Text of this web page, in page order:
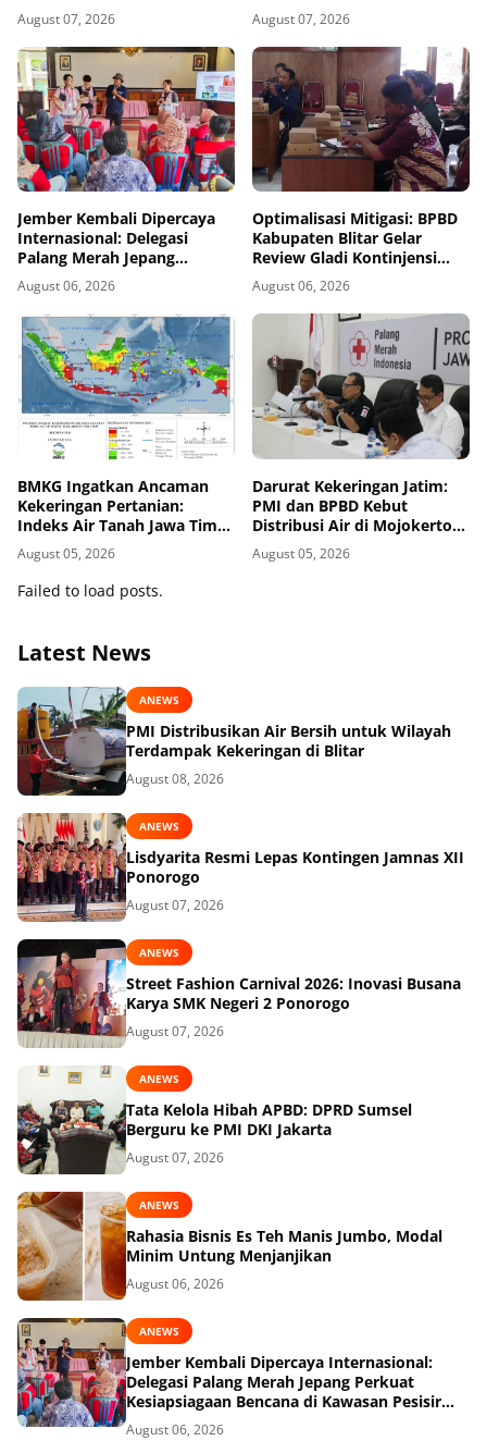
August 07, 2026 August 07, 2026
Jember Kembali Dipercaya
Internasional: Delegasi
Palang Merah Jepang
Perkuat Kesiapsiagaan
Bencana di Kawasan Pesisir
dan Sekolah
August 06, 2026
Optimalisasi Mitigasi: BPBD
Kabupaten Blitar Gelar
Review Gladi Kontinjensi
Erupsi Gunung Kelud
August 06, 2026
BMKG Ingatkan Ancaman
Kekeringan Pertanian:
Indeks Air Tanah Jawa Timur
Agustus 2026 Masuk
Kategori Kurang
August 05, 2026
Darurat Kekeringan Jatim:
PMI dan BPBD Kebut
Distribusi Air di Mojokerto-
Pasuruan
August 05, 2026
Failed to load posts.
Latest News
ANEWS
PMI Distribusikan Air Bersih untuk Wilayah
Terdampak Kekeringan di Blitar
August 08, 2026
ANEWS
Lisdyarita Resmi Lepas Kontingen Jamnas XII
Ponorogo
August 07, 2026
ANEWS
Street Fashion Carnival 2026: Inovasi Busana
Karya SMK Negeri 2 Ponorogo
August 07, 2026
ANEWS
Tata Kelola Hibah APBD: DPRD Sumsel
Berguru ke PMI DKI Jakarta
August 07, 2026
ANEWS
Rahasia Bisnis Es Teh Manis Jumbo, Modal
Minim Untung Menjanjikan
August 06, 2026
ANEWS
Jember Kembali Dipercaya Internasional:
Delegasi Palang Merah Jepang Perkuat
Kesiapsiagaan Bencana di Kawasan Pesisir
dan Sekolah
August 06, 2026